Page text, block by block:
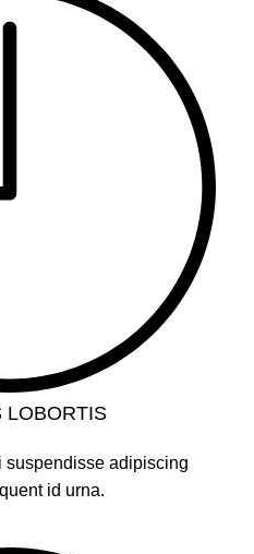
LOBORTIS
suspendisse adipiscing
id urna.